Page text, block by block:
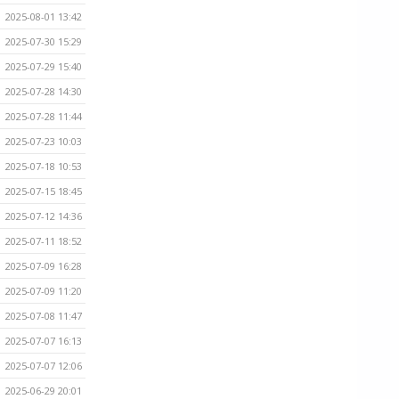
2025-08-01 13:42
2025-07-30 15:29
2025-07-29 15:40
2025-07-28 14:30
2025-07-28 11:44
2025-07-23 10:03
2025-07-18 10:53
2025-07-15 18:45
2025-07-12 14:36
2025-07-11 18:52
2025-07-09 16:28
2025-07-09 11:20
2025-07-08 11:47
2025-07-07 16:13
2025-07-07 12:06
2025-06-29 20:01